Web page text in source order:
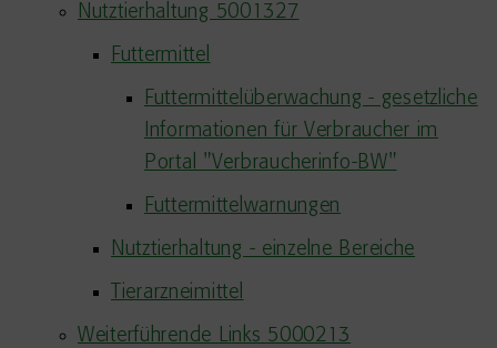
Nutztierhaltung 5001327
Futtermittel
Futtermittelüberwachung - gesetzliche
Informationen für Verbraucher im
Portal "Verbraucherinfo-BW"
Futtermittelwarnungen
Nutztierhaltung - einzelne Bereiche
Tierarzneimittel
Weiterführende Links 5000213